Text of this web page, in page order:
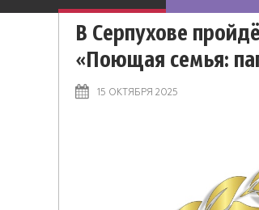
В Серпухове
«Поющая семья:
15 ОКТЯБРЯ 2025